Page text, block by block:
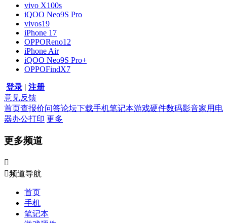
vivo X100s
iQOO Neo9S Pro
vivos19
iPhone 17
OPPOReno12
iPhone Air
iQOO Neo9S Pro+
OPPOFindX7
登录 | 注册
意见反馈
首页查报价问答论坛下载手机笔记本游戏硬件数码影音家用电
器办公打印 更多
更多频道

频道导航
首页
手机
笔记本